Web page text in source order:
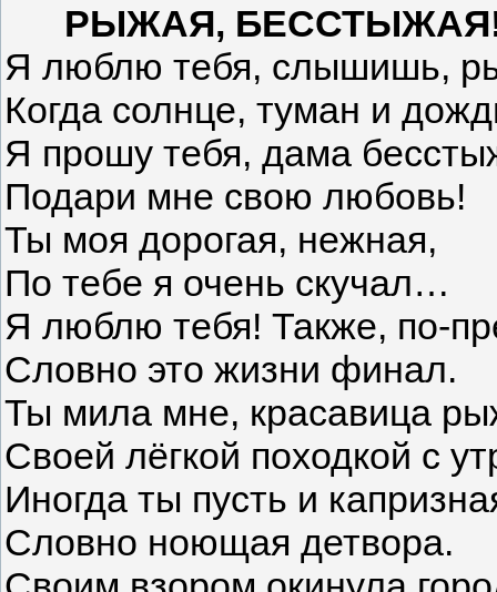
РЫЖАЯ,
Я люблю тебя, слышишь,
Когда солнце, туман и
Я прошу тебя, дама
Подари мне свою любовь!
Ты моя дорогая, нежная,
По тебе я очень скучал…
Я люблю тебя! Также, по-
Словно это жизни финал.
Ты мила мне, красавица
Своей лёгкой походкой с
Иногда ты пусть и
Словно ноющая детвора.